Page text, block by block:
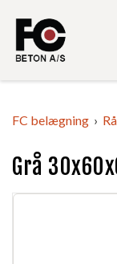
FC belægning
Grå